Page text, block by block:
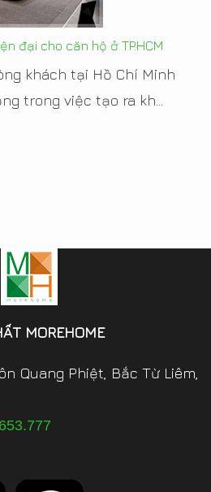
đại cho căn hộ ở TP.HCM
khách tại Hồ Chí Minh
trong việc tạo ra kh...
MOREHOME
Quang Phiệt, Bắc Từ Liêm,